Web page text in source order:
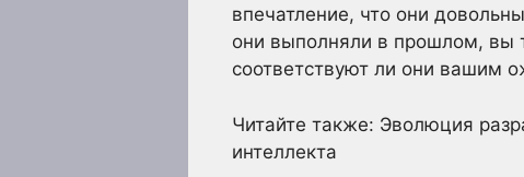
впечатление, что они
они выполняли в прошлом, вы
соответствуют ли они вашим
Читайте также: Эволюция
интеллекта